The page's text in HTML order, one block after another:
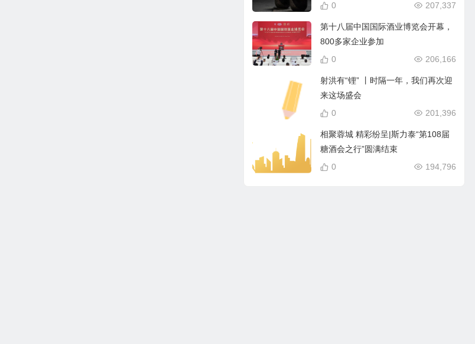
207,337
0
第十八届中国国际酒业博览会开幕，
800多家企业参加
206,166
0
射洪有“锂” 丨时隔一年，我们再次迎
来这场盛会
201,396
0
相聚蓉城 精彩纷呈|斯力泰“第108届
糖酒会之行”圆满结束
194,796
0